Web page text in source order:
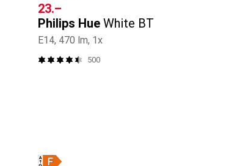
CHF
23.–
Philips Hue White BT
E14, 470 lm, 1x
500